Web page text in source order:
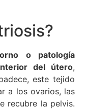
o patología
del útero,
este tejido
a los ovarios, las
recubre la pelvis.